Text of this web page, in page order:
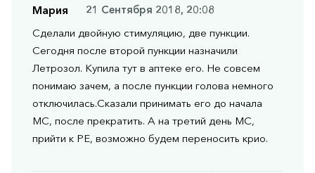
Мария
21 Сентября 2018, 20:08
Сделали двойную стимуляцию, две пункции.
Сегодня после второй пункции назначили
Летрозол. Купила тут в аптеке его. Не совсем
понимаю зачем, а после пункции голова немного
отключилась.Сказали принимать его до начала
МС, после прекратить. А на третий день МС,
прийти к РЕ, возможно будем переносить крио.